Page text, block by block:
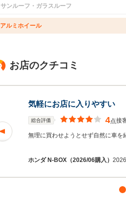
サンルーフ・ガラスルーフ
アルミホイール
お店のクチコミ
気軽にお店に入りやすい
総合評価 4点接
無理に買わせようとせず自然に車を
ホンダ N-BOX（2026/06購入）